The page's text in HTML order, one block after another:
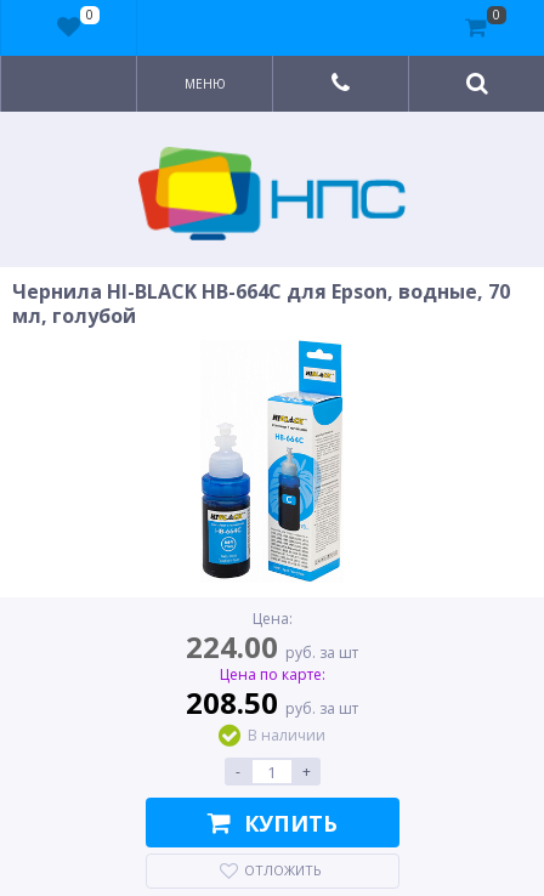
МЕНЮ
Чернила HI-BLACK HB-664С для Epson, водные, 70
мл, голубой
Цена:
224.00 руб. за шт
Цена по карте:
208.50 руб. за шт
В наличии
-
+
КУПИТЬ
ОТЛОЖИТЬ
0 0